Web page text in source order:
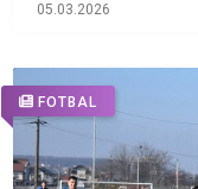
05.03.2026
FOTBAL